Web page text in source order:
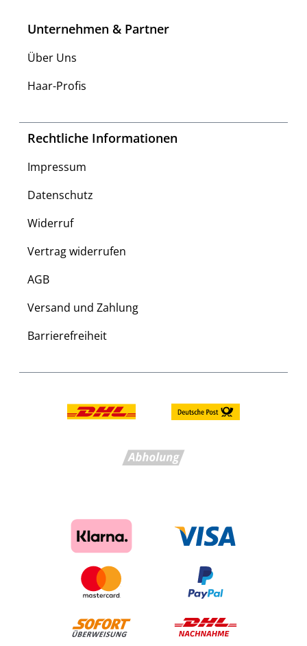
Unternehmen & Partner
Über Uns
Haar-Profis
Rechtliche Informationen
Impressum
Datenschutz
Widerruf
Vertrag widerrufen
AGB
Versand und Zahlung
Barrierefreiheit